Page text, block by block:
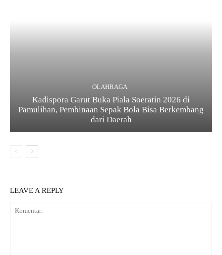
OLAHRAGA
Kadispora Garut Buka Piala Soeratin 2026 di
Pamulihan, Pembinaan Sepak Bola Bisa Berkembang
dari Daerah
LEAVE A REPLY